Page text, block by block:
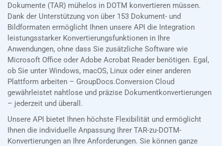
Dokumente (TAR) mühelos in DOTM konvertieren müssen.
Dank der Unterstützung von über 153 Dokument- und
Bildformaten ermöglicht Ihnen unsere API die Integration
leistungsstarker Konvertierungsfunktionen in Ihre
Anwendungen, ohne dass Sie zusätzliche Software wie
Microsoft Office oder Adobe Acrobat Reader benötigen. Egal,
ob Sie unter Windows, macOS, Linux oder einer anderen
Plattform arbeiten – GroupDocs.Conversion Cloud
gewährleistet nahtlose und präzise Dokumentkonvertierungen
– jederzeit und überall.
Unsere API bietet Ihnen höchste Flexibilität und ermöglicht
Ihnen die individuelle Anpassung Ihrer TAR-zu-DOTM-
Konvertierungen an Ihre Anforderungen. Sie können ganze